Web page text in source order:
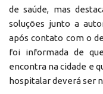
de saúde, mas
soluções junto a
após contato com o
foi informada de
encontra na cidade e
hospitalar deverá ser